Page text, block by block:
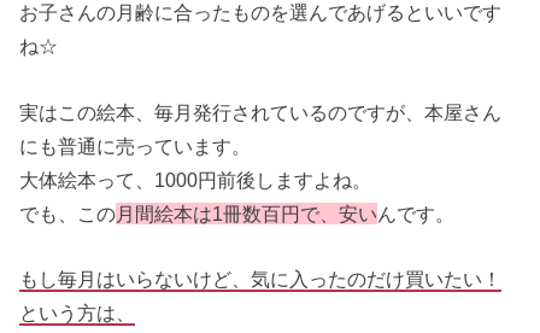
お子さんの月齢に合ったものを選んであげるといいです
ね☆
実はこの絵本、毎月発行されているのですが、本屋さん
にも普通に売っています。
大体絵本って、1000円前後しますよね。
でも、この月間絵本は1冊数百円で、安いんです。
もし毎月はいらないけど、気に入ったのだけ買いたい！
という方は、